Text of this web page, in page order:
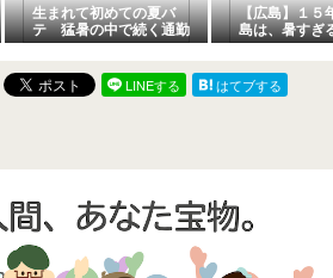
生まれて初めての夏バ
テ 猛暑の中で続く通勤
と畑の水やり
【広島】１５
島は、暑すぎ
まみれだった
LINEする
はてブする